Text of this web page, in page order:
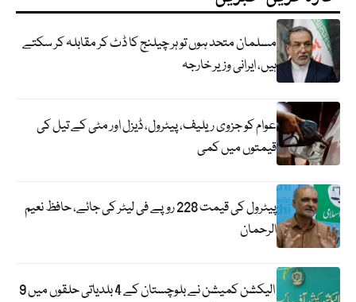
مسلمان متحد ہوں تو ہر چیلنج کا ڈٹ کر مقابلہ کر سکتے
ہیں، ایرانی وزیر خارجہ
عوام کو جزوی ریلیف، پیٹرول، ڈیزل اور مٹی کے تیل کی
قیمتوں میں کمی
پیٹرول کی قیمت 228 روپے فی لیٹر کی جائے، حافظ نعیم
الرحمان
الیکشن کمیشن نے بلوچستان کے 4 بلدیاتی حلقوں میں 9